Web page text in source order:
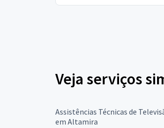
Veja serviços
Assistências Técnicas de
em Altamira